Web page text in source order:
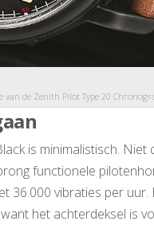
van de Zenith Pilot Type 20
is minimalistisch.
functionele
36.000 vibraties per
het achterdeksel is